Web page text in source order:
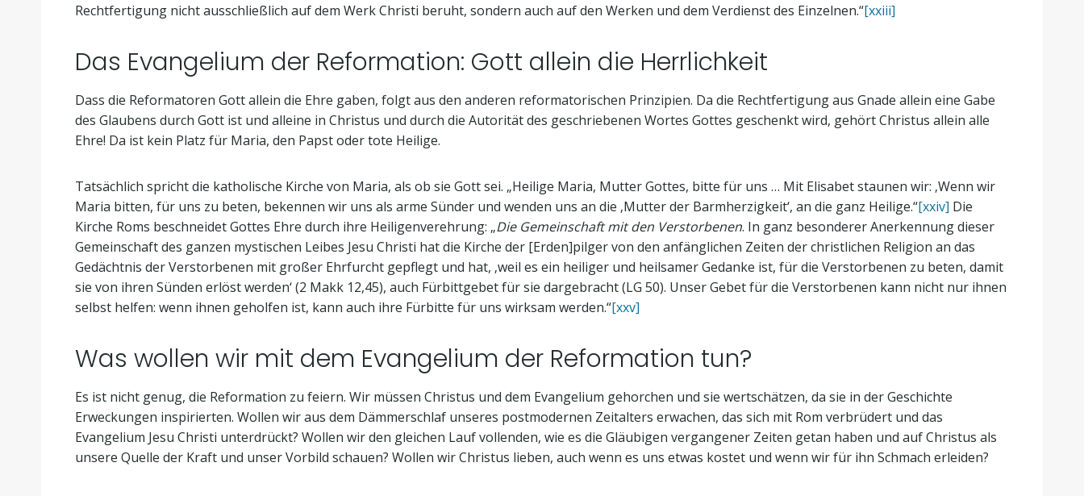
Rechtfertigung nicht ausschließlich auf dem Werk Christi beruht, sondern auch auf den Werken und dem Verdienst des Einzelnen.“[xxiii]
Das Evangelium der Reformation: Gott allein die Herrlichkeit
Dass die Reformatoren Gott allein die Ehre gaben, folgt aus den anderen reformatorischen Prinzipien. Da die Rechtfertigung aus Gnade allein eine Gabe
des Glaubens durch Gott ist und alleine in Christus und durch die Autorität des geschriebenen Wortes Gottes geschenkt wird, gehört Christus allein alle
Ehre! Da ist kein Platz für Maria, den Papst oder tote Heilige.
Tatsächlich spricht die katholische Kirche von Maria, als ob sie Gott sei. „Heilige Maria, Mutter Gottes, bitte für uns … Mit Elisabet staunen wir: ‚Wenn wir
Maria bitten, für uns zu beten, bekennen wir uns als arme Sünder und wenden uns an die ‚Mutter der Barmherzigkeit‘, an die ganz Heilige.“[xxiv] Die
Kirche Roms beschneidet Gottes Ehre durch ihre Heiligenverehrung: „Die Gemeinschaft mit den Verstorbenen. In ganz besonderer Anerkennung dieser
Gemeinschaft des ganzen mystischen Leibes Jesu Christi hat die Kirche der [Erden]pilger von den anfänglichen Zeiten der christlichen Religion an das
Gedächtnis der Verstorbenen mit großer Ehrfurcht gepflegt und hat, ‚weil es ein heiliger und heilsamer Gedanke ist, für die Verstorbenen zu beten, damit
sie von ihren Sünden erlöst werden‘ (2 Makk 12,45), auch Fürbittgebet für sie dargebracht (LG 50). Unser Gebet für die Verstorbenen kann nicht nur ihnen
selbst helfen: wenn ihnen geholfen ist, kann auch ihre Fürbitte für uns wirksam werden.“[xxv]
Was wollen wir mit dem Evangelium der Reformation tun?
Es ist nicht genug, die Reformation zu feiern. Wir müssen Christus und dem Evangelium gehorchen und sie wertschätzen, da sie in der Geschichte
Erweckungen inspirierten. Wollen wir aus dem Dämmerschlaf unseres postmodernen Zeitalters erwachen, das sich mit Rom verbrüdert und das
Evangelium Jesu Christi unterdrückt? Wollen wir den gleichen Lauf vollenden, wie es die Gläubigen vergangener Zeiten getan haben und auf Christus als
unsere Quelle der Kraft und unser Vorbild schauen? Wollen wir Christus lieben, auch wenn es uns etwas kostet und wenn wir für ihn Schmach erleiden?